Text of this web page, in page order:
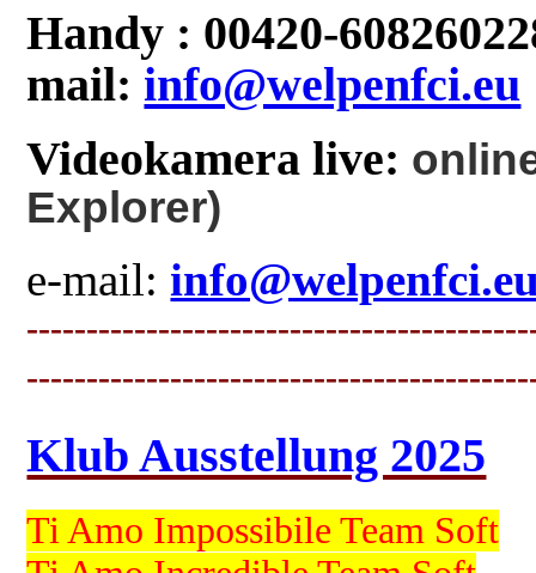
Handy : 00420-
mail:info@welpenfci.eu
Videokamera live:
Explorer)
e-mail:
Klub Ausstellung 2025
Ti Amo Impossibile Team Soft